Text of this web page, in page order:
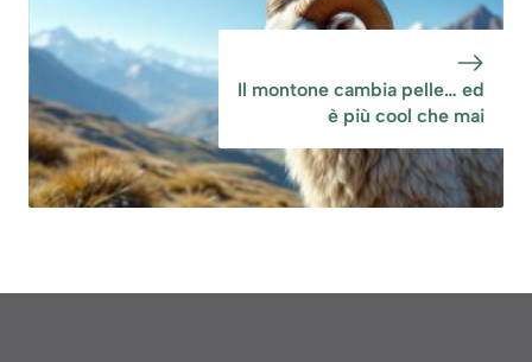
Il montone cambia pelle… ed
è più cool che mai